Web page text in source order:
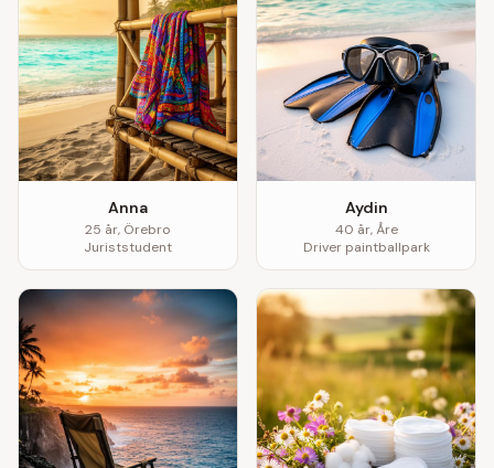
Anna
25 år, Örebro
Juriststudent
Aydin
40 år,Åre
Driver paintballpark